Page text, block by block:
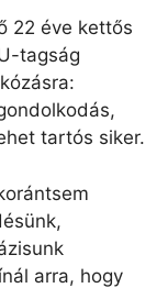
22 éve kettős
tagság
tartós siker.
arra, hogy